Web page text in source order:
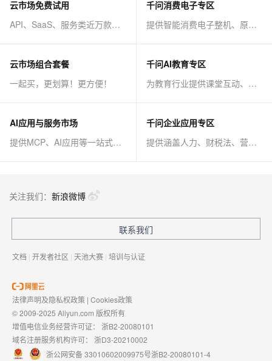
云市场免费试用
API、SaaS、服务类近万款商品免费试！
千问消费电子专区
提供智能消费电子整机、原子能力等AI方案
云市场组合套餐
一起买，更划算！更方便！
千问AI教育专区
为教育行业提供课堂互动、课程制作等AI方案
AI应用与服务市场
提供MCP、AI应用等一站式AI解决方案
千问企业应用专区
提供涵盖人力、财税法、营销、客服等AI方案
关注我们： 新浪微博
联系我们
文档 | 开发者社区 | 天池大赛 | 培训与认证
法律声明及隐私权政策 | Cookies政策
© 2009-2025 Aliyun.com 版权所有
增值电信业务经营许可证： 浙B2-20080101
域名注册服务机构许可： 浙D3-20210002
浙公网安备 33010602009975号浙B2-20080101-4